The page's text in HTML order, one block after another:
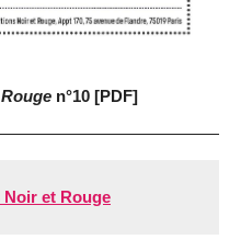
n°10 [PDF]
et Rouge